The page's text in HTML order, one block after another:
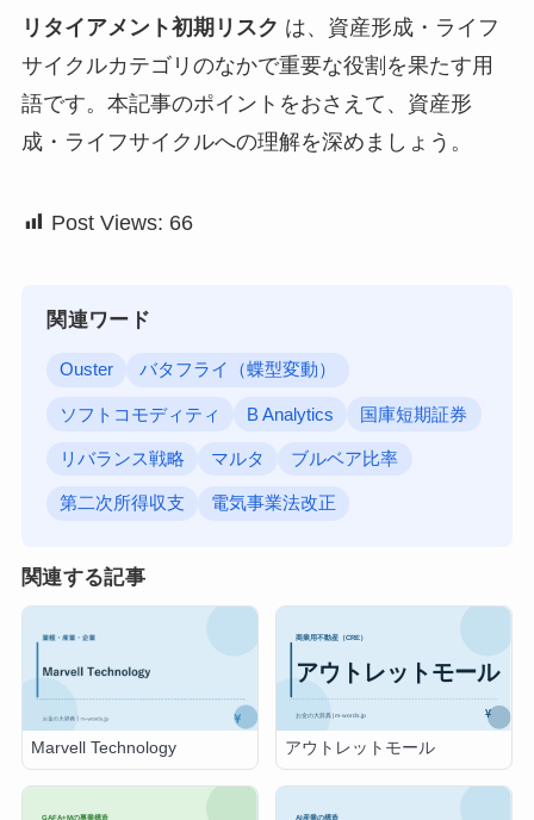
リタイアメント初期リスク は、資産形成・ライフ
サイクルカテゴリのなかで重要な役割を果たす用
語です。本記事のポイントをおさえて、資産形
成・ライフサイクルへの理解を深めましょう。
Post Views: 66
関連ワード
Ouster バタフライ（蝶型変動）
ソフトコモディティ B Analytics 国庫短期証券
リバランス戦略 マルタ ブルベア比率
第二次所得収支 電気事業法改正
関連する記事
Marvell Technology アウトレットモール